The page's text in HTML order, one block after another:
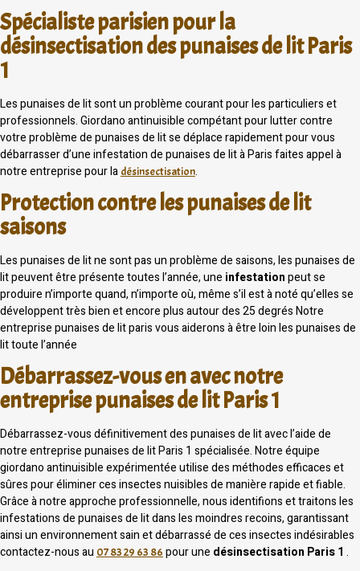
Spécialiste parisien pour la
désinsectisation des punaises de lit Paris
1
Les punaises de lit sont un problème courant pour les particuliers et
professionnels. Giordano antinuisible compétant pour lutter contre
votre problème de punaises de lit se déplace rapidement pour vous
débarrasser d’une infestation de punaises de lit à Paris faites appel à
notre entreprise pour la désinsectisation.
Protection contre les punaises de lit
saisons
Les punaises de lit ne sont pas un problème de saisons, les punaises de
lit peuvent être présente toutes l’année, une infestationpeut se
produire n’importe quand, n’importe où, même s’il est à noté qu’elles se
développent très bien et encore plus autour des 25 degrés Notre
entreprise punaises de lit paris vous aiderons à être loin les punaises de
lit toute l’année
Débarrassez-vous en avec notre
entreprise punaises de lit Paris 1
Débarrassez-vous définitivement des punaises de lit avec l’aide de
notre entreprise punaises de lit Paris 1 spécialisée. Notre équipe
giordano antinuisible expérimentée utilise des méthodes efficaces et
sûres pour éliminer ces insectes nuisibles de manière rapide et fiable.
Grâce à notre approche professionnelle, nous identifions et traitons les
infestations de punaises de lit dans les moindres recoins, garantissant
ainsi un environnement sain et débarrassé de ces insectes indésirables
contactez-nous au 07 83 29 63 86 pour une désinsectisation Paris 1 .